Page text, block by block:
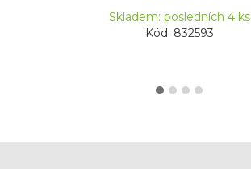
Skladem: posledních 4 ks
Kód: 832593